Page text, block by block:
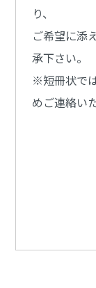
り、
ご希望に添
承下さい。
※短冊状で
めご連絡い